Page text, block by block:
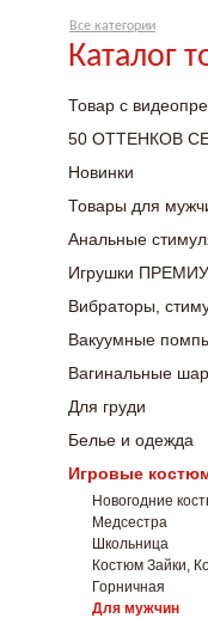
Все категории
Каталог
Товар с
50 ОТТЕНКОВ
Новинки
Товары для
Анальные
Игрушки
Вибраторы,
Вакуумные
Вагинальные
Для груди
Белье и одежда
Игровые
Новогодние
Медсестра
Школьница
Костюм Зайки,
Горничная
Для мужчин